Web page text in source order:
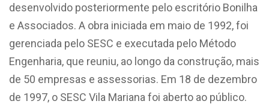
desenvolvido posteriormente pelo escritório Bonilha
e Associados. A obra iniciada em maio de 1992, foi
gerenciada pelo SESC e executada pelo Método
Engenharia, que reuniu, ao longo da construção, mais
de 50 empresas e assessorias. Em 18 de dezembro
de 1997, o SESC Vila Mariana foi aberto ao público.